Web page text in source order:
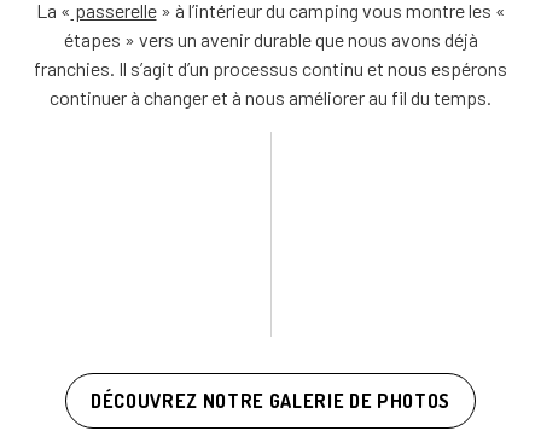
La « passerelle» à l’intérieur du camping vous montre les «
étapes » vers un avenir durable que nous avons déjà
franchies. Il s’agit d’un processus continu et nous espérons
continuer à changer et à nous améliorer au fil du temps.
DÉCOUVREZ NOTRE GALERIE DE PHOTOS